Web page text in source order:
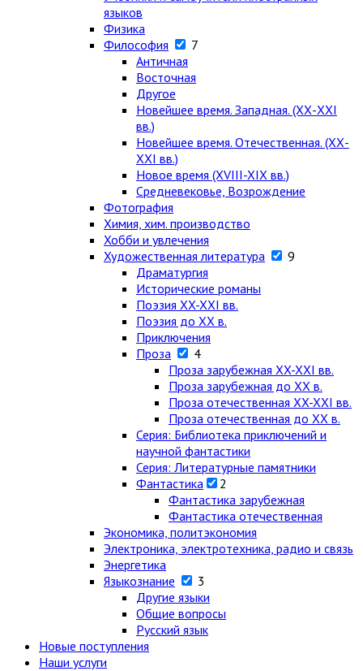
языков
Физика
Философия
7
Античная
Восточная
Другое
Новейшее время. Западная. (ХХ-ХХI
вв.)
Новейшее время. Отечественная. (ХХ-
ХХI вв.)
Новое время (XVIII-XIX вв.)
Средневековье, Возрождение
Фотография
Химия, хим. производство
Хобби и увлечения
Художественная литература
9
Драматургия
Исторические романы
Поэзия XX-XXI вв.
Поэзия до XX в.
Приключения
Проза
4
Проза зарубежная XX-XXI вв.
Проза зарубежная до XX в.
Проза отечественная XX-XXI вв.
Проза отечественная до XX в.
Серия: Библиотека приключений и
научной фантастики
Серия: Литературные памятники
Фантастика
2
Фантастика зарубежная
Фантастика отечественная
Экономика, политэкономия
Электроника, электротехника, радио и связь
Энергетика
Языкознание
3
Другие языки
Общие вопросы
Русский язык
Новые поступления
Наши услуги